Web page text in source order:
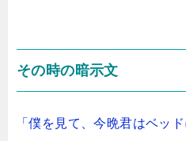
その時の暗示文
「僕を見て、今晩君はベッ